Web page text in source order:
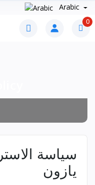
Arabic
0
سياسة
يازون